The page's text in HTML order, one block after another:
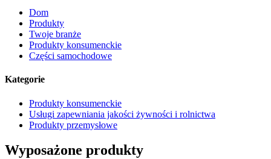
Dom
Produkty
Twoje branże
Produkty konsumenckie
Części samochodowe
Kategorie
Produkty konsumenckie
Usługi zapewniania jakości żywności i rolnictwa
Produkty przemysłowe
Wyposażone produkty